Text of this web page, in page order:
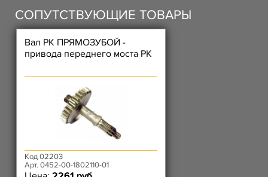
СОПУТСТВУЮЩИЕ ТОВАРЫ
Вал РК ПРЯМОЗУБОЙ -
привода переднего моста РК
Код 02203
Арт. 0452-00-1802110-01